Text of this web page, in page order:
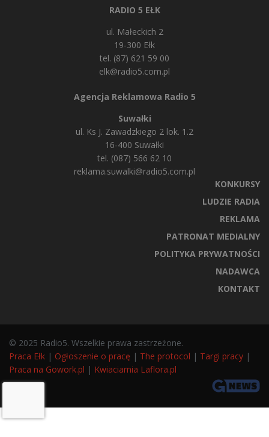
RADIO 5 EŁK
ul. Małeckich 2
19-300 Ełk
tel. (87) 621 59 00
elk@radio5.com.pl
Agencja Reklamowa Radio 5
Suwałki
ul. Ks J. Zawadzkiego 2 lok. 1.2
16-400 Suwałki
tel. (087) 566 62 10
reklama.suwalki@radio5.com.pl
KONKURSY
LUDZIE RADIA
REKLAMA
PATRONAT MEDIALNY
POLITYKA PRYWATNOŚCI
NADAWCA
KONTAKT
© 2025 Radio5. Wszelkie prawa zastrzeżone.
Praca Ełk | Ogłoszenie o pracę | The protocol | Targi pracy |
Praca na Gowork.pl | Kwiaciarnia Laflora.pl